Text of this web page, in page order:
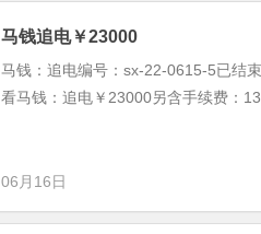
马钱追电￥23000
马钱：追电编号：sx-22-0615-5已结
看马钱：追电￥23000另含手续费：
06月16日